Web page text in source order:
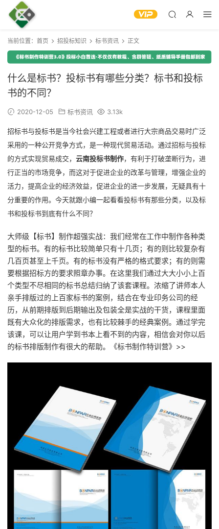
当前位置： 首页 招投标知识 标书资讯 正文
什么是标书？投标书有哪些分类？标书和投标
书的不同？
2020-12-05 标书资讯 3.13k
招标书与投标书是当今社会兴建工程或者进行大宗商品交易时广泛
采用的一种公开竞争方式，是一种现代贸易活动。通过招标与投标
的方式实现贸易成交， 云南投标书制作，有利于打破垄断行为，进
行正当的市场竞争，而这对于促进企业的改革与管理，增强企业的
活力，提高企业的经济效益，促进企业的进一步发展，无疑具有十
分重要的作用。今天就跟小编一起看看投标书有那些分类，以及标
书和投标书到底有什么不同？
大师级【标书】制作超强实战：我们经常在工作中制作各种类
型的标书。有的标书比较简单只有十几页；有的则比较复杂有
几百页甚至上千页。有的标书没有严格的格式要求；有的则需
要根据招标方的要求照章办事。在这里我们通过大大小小上百
个类型不尽相同的标书总结归纳了该套课程。浓缩了讲师本人
亲手排版过的上百家标书的案例，结合在专业印务公司的经
历，从前期排版到后期输出及包装全是实战的干货，课程里面
既有大众化的排版需求，也有比较棘手的经典案例。通过学完
该课，可以让用户学到书本上看不到的内容，相信会对你以后
的标书排版制作有很大的帮助。《标书制作特训营》>>